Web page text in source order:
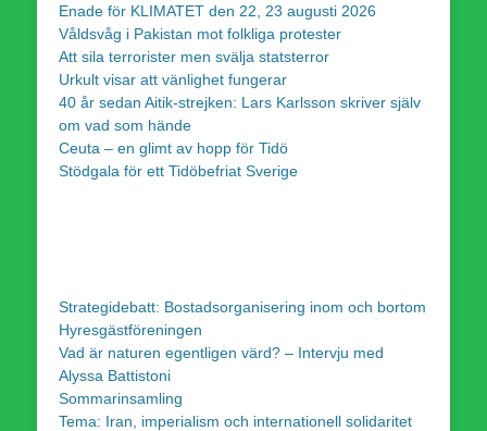
Enade för KLIMATET den 22, 23 augusti 2026
Våldsvåg i Pakistan mot folkliga protester
Att sila terrorister men svälja statsterror
Urkult visar att vänlighet fungerar
40 år sedan Aitik-strejken: Lars Karlsson skriver själv
om vad som hände
Ceuta – en glimt av hopp för Tidö
Stödgala för ett Tidöbefriat Sverige
Strategidebatt: Bostadsorganisering inom och bortom
Hyresgästföreningen
Vad är naturen egentligen värd? – Intervju med
Alyssa Battistoni
Sommarinsamling
Tema: Iran, imperialism och internationell solidaritet